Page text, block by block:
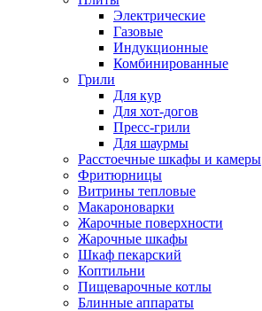
Электрические
Газовые
Индукционные
Комбинированные
Грили
Для кур
Для хот-догов
Пресс-грили
Для шаурмы
Расстоечные шкафы и камеры
Фритюрницы
Витрины тепловые
Макароноварки
Жарочные поверхности
Жарочные шкафы
Шкаф пекарский
Коптильни
Пищеварочные котлы
Блинные аппараты